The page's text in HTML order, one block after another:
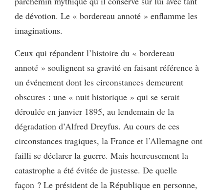
de dévotion. Le « bordereau annoté » enflamme les
imaginations.
Ceux qui répandent l’histoire du « bordereau
annoté » soulignent sa gravité en faisant référence à
un événement dont les circonstances demeurent
obscures : une « nuit historique » qui se serait
déroulée en janvier 1895, au lendemain de la
dégradation d’Alfred Dreyfus. Au cours de ces
circonstances tragiques, la France et l’Allemagne ont
failli se déclarer la guerre. Mais heureusement la
catastrophe a été évitée de justesse. De quelle
façon ? Le président de la République en personne,